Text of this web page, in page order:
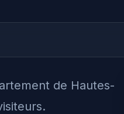
de Hautes-